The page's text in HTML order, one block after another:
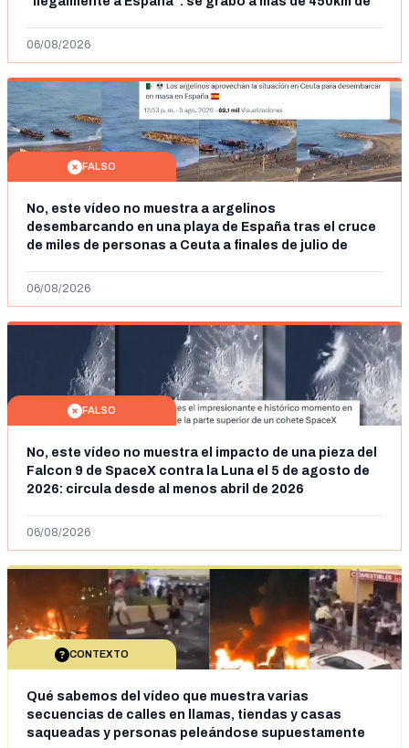
06/08/2026
FALSO
No, este vídeo no muestra a argelinos
desembarcando en una playa de España tras el cruce
de miles de personas a Ceuta a finales de julio de
06/08/2026
FALSO
No, este vídeo no muestra el impacto de una pieza del
Falcon 9 de SpaceX contra la Luna el 5 de agosto de
2026: circula desde al menos abril de 2026
06/08/2026
CONTEXTO
Qué sabemos del vídeo que muestra varias
secuencias de calles en llamas, tiendas y casas
saqueadas y personas peleándose supuestamente